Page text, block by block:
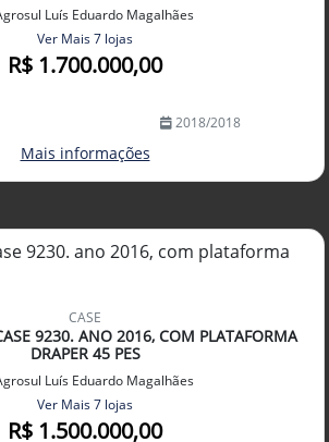
Luís Eduardo Magalhães
Ver Mais 7 lojas
R$ 1.700.000,00
2018/2018
Mais informações
CASE
9230. ANO 2016, COM PLATAFORMA
DRAPER 45 PES
Luís Eduardo Magalhães
Ver Mais 7 lojas
R$ 1.500.000,00